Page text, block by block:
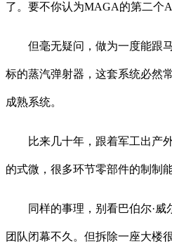
了。要不你认为MAGA的第二个
但毫无疑问，做为一度能跟马
标的蒸汽弹射器，这套系统必然
成熟系统。
比来几十年，跟着军工出产外
的式微，很多环节零部件的制制
同样的事理，别看巴伯尔·威
团队闭幕不久。但拆除一座大楼